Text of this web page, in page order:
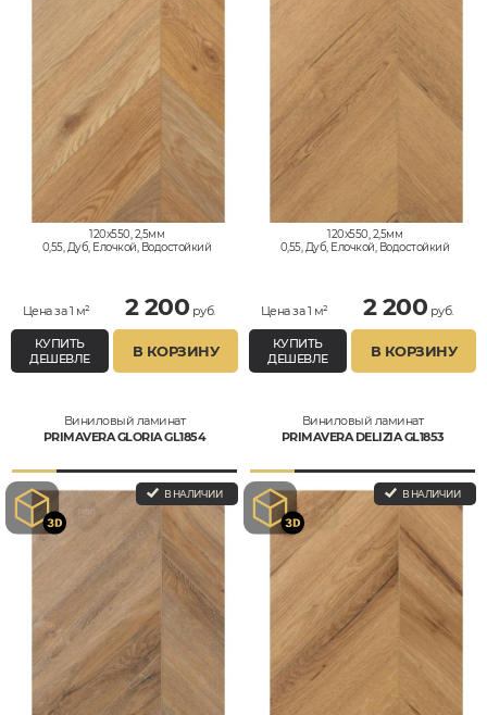
120x550, 2,5мм
0,55, Дуб, Елочкой, Водостойкий
Цена за 1 м² 2 200 руб.
КУПИТЬ
ДЕШЕВЛЕ
В КОРЗИНУ
120x550, 2,5мм
0,55, Дуб, Елочкой, Водостойкий
Цена за 1 м² 2 200 руб.
КУПИТЬ
ДЕШЕВЛЕ
В КОРЗИНУ
Виниловый ламинат
PRIMAVERA GLORIA GL1854
В НАЛИЧИИ
Виниловый ламинат
PRIMAVERA DELIZIA GL1853
В НАЛИЧИИ